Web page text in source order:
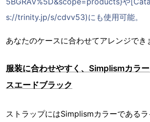
s://trinity.jp/s/cdvv53)にも使用可能。
あなたのケースに合わせてアレンジでき
服装に合わせやすく、Simplismカラ
スエードブラック
ストラップにはSimplismカラーである